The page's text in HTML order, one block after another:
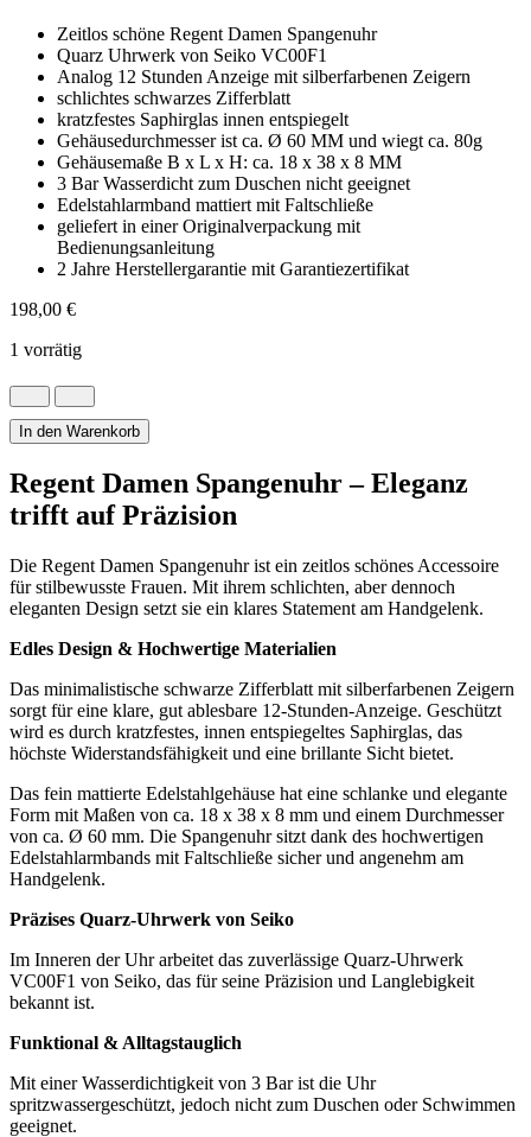
Zeitlos schöne Regent Damen Spangenuhr
Quarz Uhrwerk von Seiko VC00F1
Analog 12 Stunden Anzeige mit silberfarbenen Zeigern
schlichtes schwarzes Zifferblatt
kratzfestes Saphirglas innen entspiegelt
Gehäusedurchmesser ist ca. Ø 60 MM und wiegt ca. 80g
Gehäusemaße B x L x H: ca. 18 x 38 x 8 MM
3 Bar Wasserdicht zum Duschen nicht geeignet
Edelstahlarmband mattiert mit Faltschließe
geliefert in einer Originalverpackung mit
Bedienungsanleitung
2 Jahre Herstellergarantie mit Garantiezertifikat
198,00 €
1 vorrätig
Regent
Damen
Spangenuhr
Saphirglas
Ø
60MM
In den Warenkorb
Regent Damen Spangenuhr – Eleganz
trifft auf Präzision
Die Regent Damen Spangenuhr ist ein zeitlos schönes Accessoire
für stilbewusste Frauen. Mit ihrem schlichten, aber dennoch
eleganten Design setzt sie ein klares Statement am Handgelenk.
Edles Design & Hochwertige Materialien
Das minimalistische schwarze Zifferblatt mit silberfarbenen Zeigern
sorgt für eine klare, gut ablesbare 12-Stunden-Anzeige. Geschützt
wird es durch kratzfestes, innen entspiegeltes Saphirglas, das
höchste Widerstandsfähigkeit und eine brillante Sicht bietet.
Das fein mattierte Edelstahlgehäuse hat eine schlanke und elegante
Form mit Maßen von ca. 18 x 38 x 8 mm und einem Durchmesser
von ca. Ø 60 mm. Die Spangenuhr sitzt dank des hochwertigen
Edelstahlarmbands mit Faltschließe sicher und angenehm am
Handgelenk.
Präzises Quarz-Uhrwerk von Seiko
Im Inneren der Uhr arbeitet das zuverlässige Quarz-Uhrwerk
VC00F1 von Seiko, das für seine Präzision und Langlebigkeit
bekannt ist.
Funktional & Alltagstauglich
Mit einer Wasserdichtigkeit von 3 Bar ist die Uhr
spritzwassergeschützt, jedoch nicht zum Duschen oder Schwimmen
geeignet.